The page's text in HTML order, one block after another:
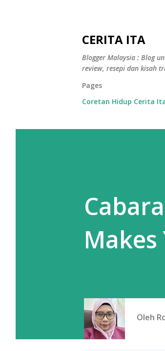
CERITA ITA
Blogger Malaysia : Blog
review, resepi dan kisah
Pages
Coretan Hidup Cerita
Oleh